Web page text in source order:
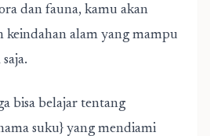
dan fauna, kamu akan
keindahan alam yang mampu
bisa belajar tentang
suku} yang mendiami